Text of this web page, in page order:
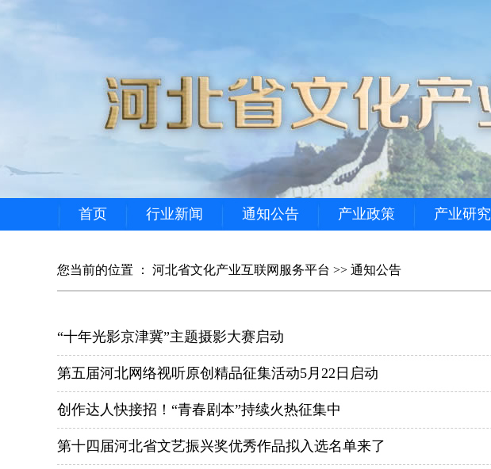
首页 行业新闻 通知公告 产业政策 产业研究
您当前的位置 ： 河北省文化产业互联网服务平台 >> 通知公告
“十年光影京津冀”主题摄影大赛启动
第五届河北网络视听原创精品征集活动5月22日启动
创作达人快接招！“青春剧本”持续火热征集中
第十四届河北省文艺振兴奖优秀作品拟入选名单来了